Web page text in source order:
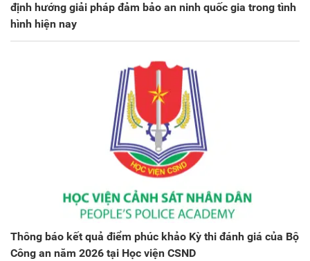
định hướng giải pháp đảm bảo an ninh quốc gia trong tình
hình hiện nay
Thông báo kết quả điểm phúc khảo Kỳ thi đánh giá của Bộ
Công an năm 2026 tại Học viện CSND